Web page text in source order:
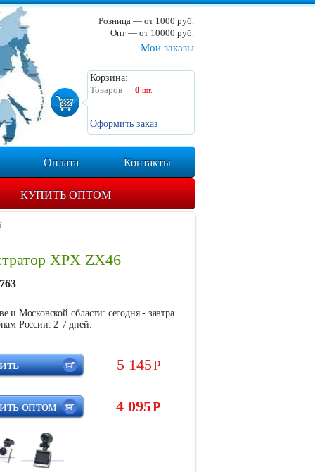
Мои заказы
Корзина:
Товаров
0 шт.
Оформить заказ
Розница — от 1000 руб.
Опт — от 10000 руб.
Оплата Контакты
КУПИТЬ ОПТОМ
XPX ZX46
и Московской области: сегодня - завтра.
России: 2-7 дней.
5 145Р
4 095Р
оптом